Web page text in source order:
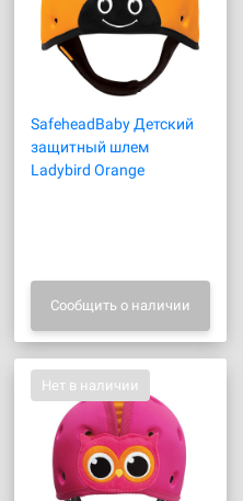
SafeheadBaby Детский
защитный шлем
Ladybird Orange
Сообщить о наличии
Нет в наличии